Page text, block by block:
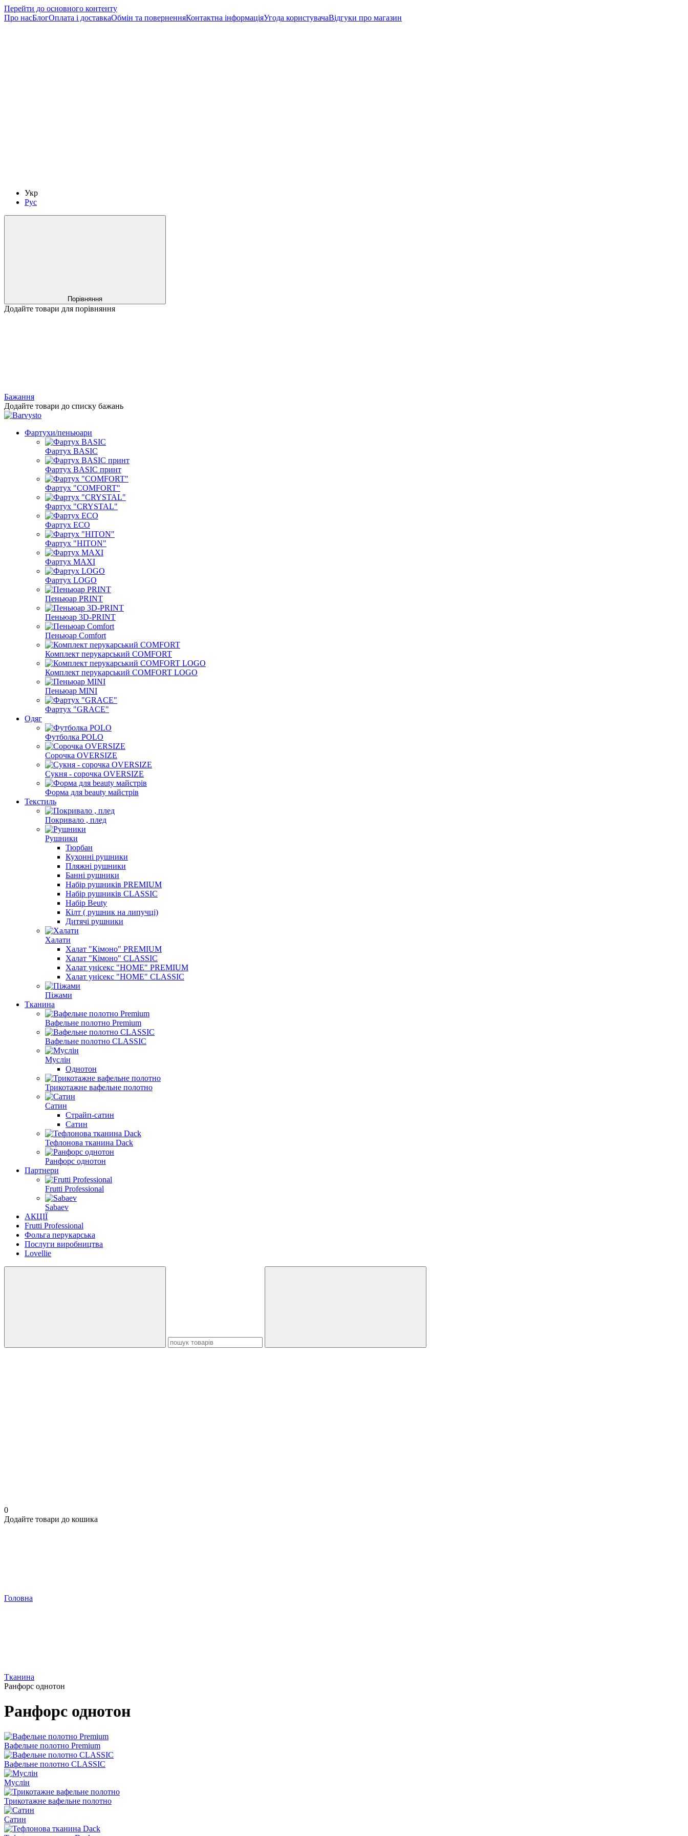
Перейти до основного контенту
Про насБлогОплата і доставкаОбмін та поверненняКонтактна інформаціяУгода користувачаВідгуки про магазин
Укр
Рус
Порівняння
Додайте товари для порівняння
Бажання
Додайте товари до списку бажань
Фартухи/пеньюари
Фартух BASIC
Фартух BASIC принт
Фартух "COMFORT"
Фартух "CRYSTAL"
Фартух ECO
Фартух "HITON"
Фартух MAXI
Фартух LOGO
Пеньюар PRINT
Пеньюар 3D-PRINT
Пеньюар Comfort
Комплект перукарський COMFORT
Комплект перукарський COMFORT LOGO
Пеньюар MINI
Фартух "GRACE"
Одяг
Футболка POLO
Сорочка OVERSIZE
Сукня - сорочка OVERSIZE
Форма для beauty майстрів
Текстиль
Покривало , плед
Рушники
Тюрбан
Кухонні рушники
Пляжні рушники
Банні рушники
Набір рушників PREMIUM
Набір рушників CLASSIC
Набір Beuty
Кілт ( рушник на липучці)
Дитячі рушники
Халати
Халат "Кімоно" PREMIUM
Халат "Кімоно" CLASSIC
Халат унісекс "HOME" PREMIUM
Халат унісекс "HOME" CLASSIC
Піжами
Тканина
Вафельне полотно Premium
Вафельне полотно CLASSIC
Муслін
Однотон
Трикотажне вафельне полотно
Сатин
Страйп-сатин
Сатин
Тефлонова тканина Dack
Ранфорс однотон
Партнери
Frutti Professional
Sabaev
АКЦІЇ
Frutti Professional
Фольга перукарська
Послуги виробництва
Lovellie
0
Додайте товари до кошика
Головна
Тканина
Ранфорс однотон
Ранфорс однотон
Вафельне полотно Premium
Вафельне полотно CLASSIC
Муслін
Трикотажне вафельне полотно
Сатин